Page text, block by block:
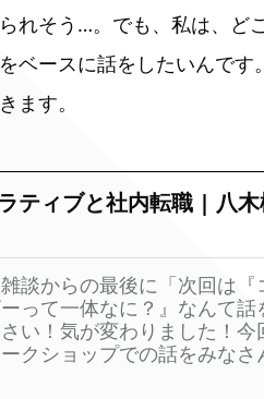
れそう…。でも、私は、ど
ベースに話をしたいんです
ます。
ティブと社内転職 | 八
談からの最後に「次回は『
って一体なに？』なんて
い！気が変わりました！今
クショップでの話をみな